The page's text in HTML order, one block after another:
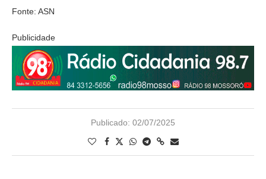
Fonte: ASN
Publicidade
Publicado: 02/07/2025